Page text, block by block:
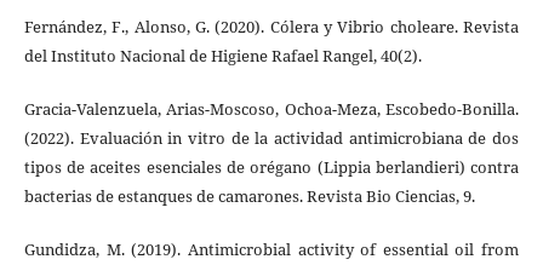
Fernández, F., Alonso, G. (2020). Cólera y Vibrio choleare. Revista
del Instituto Nacional de Higiene Rafael Rangel, 40(2).
Gracia-Valenzuela, Arias-Moscoso, Ochoa-Meza, Escobedo-Bonilla.
(2022). Evaluación in vitro de la actividad antimicrobiana de dos
tipos de aceites esenciales de orégano (Lippia berlandieri) contra
bacterias de estanques de camarones. Revista Bio Ciencias, 9.
Gundidza, M. (2019). Antimicrobial activity of essential oil from